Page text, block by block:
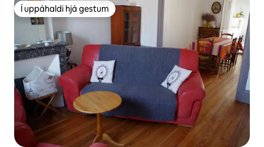
Í uppáhaldi hjá gestum
Í uppáhaldi hjá gestum